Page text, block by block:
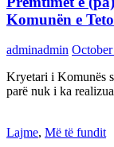
Komunën e
adminadmin
Kryetari i Komunës
parë nuk i ka
Lajme, Më të fundit